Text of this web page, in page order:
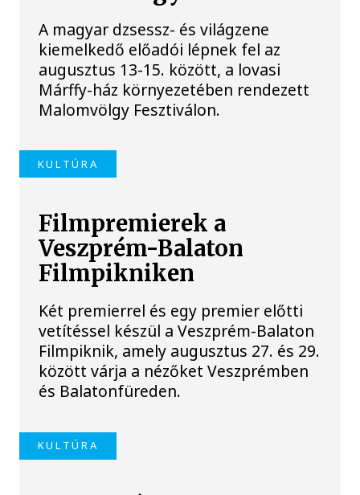
A magyar dzsessz- és világzene
kiemelkedő előadói lépnek fel az
augusztus 13-15. között, a lovasi
Márffy-ház környezetében rendezett
Malomvölgy Fesztiválon.
KULTÚRA
Filmpremierek a
Veszprém-Balaton
Filmpikniken
Két premierrel és egy premier előtti
vetítéssel készül a Veszprém-Balaton
Filmpiknik, amely augusztus 27. és 29.
között várja a nézőket Veszprémben
és Balatonfüreden.
KULTÚRA